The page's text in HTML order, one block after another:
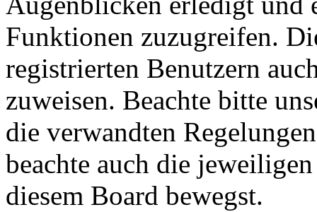
Funktionen zuzugreifen.
registrierten Benutzern
zuweisen. Beachte bitte
die verwandten
beachte auch die
diesem Board bewegst.